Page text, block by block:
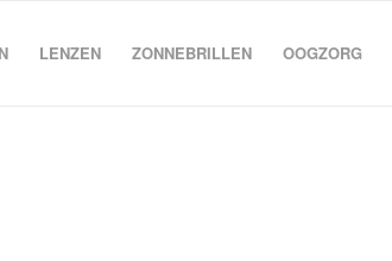
LENZEN ZONNEBRILLEN OOGZORG